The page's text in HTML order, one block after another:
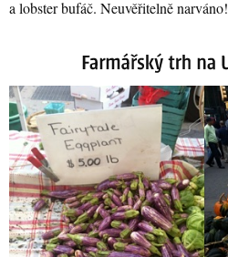
a lobster bufáč. Neuvěřitelně narváno!